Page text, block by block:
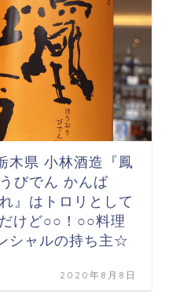
木県 小林酒造『鳳
びでん かんば
』はトロリとして
けど○○！○○料理
シャルの持ち主☆
2020年8月8日